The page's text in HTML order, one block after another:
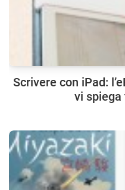
Scrivere con iPad:
vi